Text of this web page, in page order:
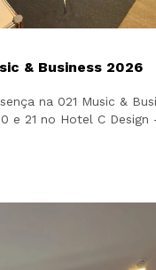
& Business 2026
na 021 Music &
e 21 no Hotel C Design